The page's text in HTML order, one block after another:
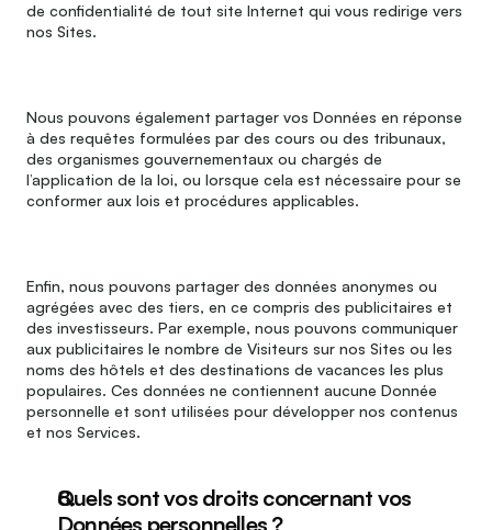
de confidentialité de tout site Internet qui vous redirige vers
nos Sites.
Nous pouvons également partager vos Données en réponse
à des requêtes formulées par des cours ou des tribunaux,
des organismes gouvernementaux ou chargés de
l’application de la loi, ou lorsque cela est nécessaire pour se
conformer aux lois et procédures applicables.
Enfin, nous pouvons partager des données anonymes ou
agrégées avec des tiers, en ce compris des publicitaires et
des investisseurs. Par exemple, nous pouvons communiquer
aux publicitaires le nombre de Visiteurs sur nos Sites ou les
noms des hôtels et des destinations de vacances les plus
populaires. Ces données ne contiennent aucune Donnée
personnelle et sont utilisées pour développer nos contenus
et nos Services.
Quels sont vos droits concernant vos
Données personnelles ?